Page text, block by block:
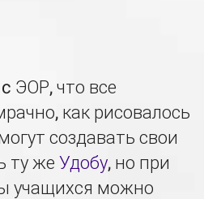
ЭОР, что все
как рисовалось
создавать свои
ту же Удобу, но при
учащихся можно